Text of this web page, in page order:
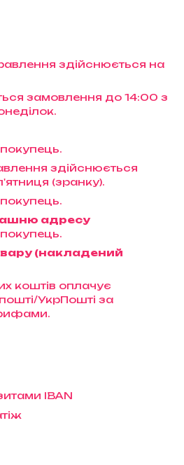
здійснюється на
замовлення до 14:00 з
здійснюється
(зранку).
адресу
(накладений
коштів оплачує
УкрПошті за
IBAN